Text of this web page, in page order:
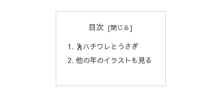
目次
🕺ハチワレとうさぎ
他の年のイラストも見る